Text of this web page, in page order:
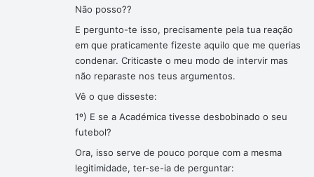
Não posso??
E pergunto-te isso, precisamente pela tua reação
em que praticamente fizeste aquilo que me querias
condenar. Criticaste o meu modo de intervir mas
não reparaste nos teus argumentos.
Vê o que disseste:
1º) E se a Académica tivesse desbobinado o seu
futebol?
Ora, isso serve de pouco porque com a mesma
legitimidade, ter-se-ia de perguntar: